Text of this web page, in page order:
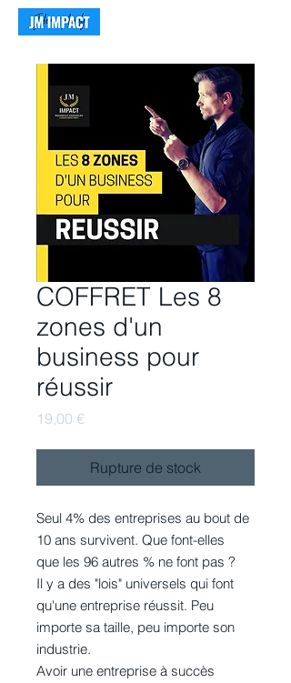
COFFRET Les 8
zones d'un
business pour
réussir
19,00 €Prix
Rupture de stock
Seul 4% des entreprises au bout de
10 ans survivent. Que font-elles
que les 96 autres % ne font pas ?
Il y a des "lois" universels qui font
qu'une entreprise réussit. Peu
importe sa taille, peu importe son
industrie.
Avoir une entreprise à succès